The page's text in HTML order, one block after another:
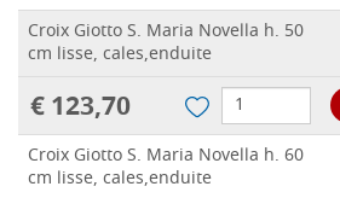
Croix Giotto S. Maria Novella h. 50
cm lisse, cales,enduite
€ 123,70
Croix Giotto S. Maria Novella h. 60
cm lisse, cales,enduite